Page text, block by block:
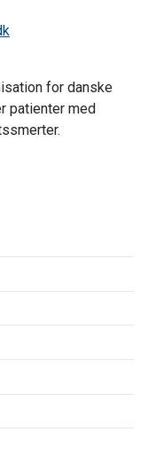
for danske
patienter med